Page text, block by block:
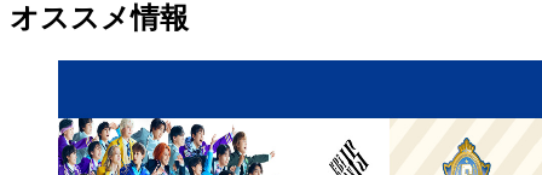
オススメ情報